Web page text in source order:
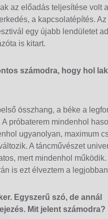
az előadás teljesítése volt
a kapcsolatépítés. Az
egy újabb lendületet
is kitart.
számodra, hogy hol
összhang, a béke a
próbaterem mindenhol
ugyanolyan, maximum
A táncművészet
mert mindenhol működik.
is ezt élveztem a
Egyszerű szó, de annál
Mit jelent számodra?